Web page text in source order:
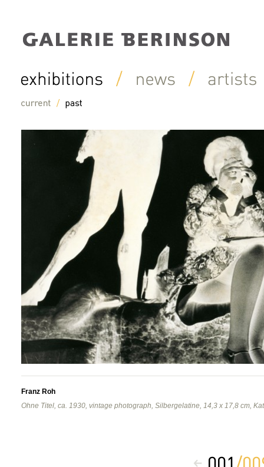
Franz Roh
Ohne Titel, ca. 1930, vintage photograph, Silbergelatine, 14,3 x 17,8 cm,